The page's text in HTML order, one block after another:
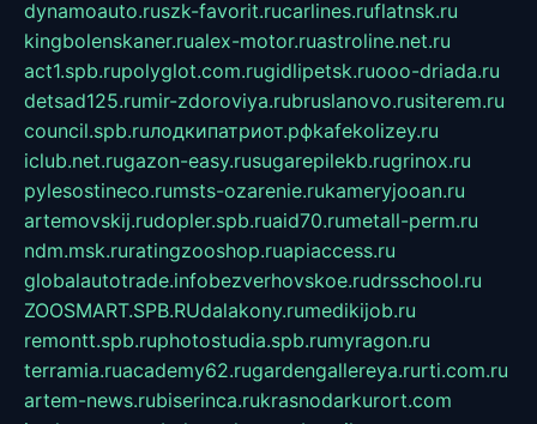
dynamoauto.ruszk-favorit.rucarlines.ruflatnsk.ru
kingbolenskaner.rualex-motor.ruastroline.net.ru
act1.spb.rupolyglot.com.rugidlipetsk.ruooo-driada.ru
detsad125.rumir-zdoroviya.rubruslanovo.rusiterem.ru
council.spb.ruлодкипатриот.рфkafekolizey.ru
iclub.net.rugazon-easy.rusugarepilekb.rugrinox.ru
pylesostineco.rumsts-ozarenie.rukameryjooan.ru
artemovskij.rudopler.spb.ruaid70.rumetall-perm.ru
ndm.msk.ruratingzooshop.ruapiaccess.ru
globalautotrade.infobezverhovskoe.rudrsschool.ru
ZOOSMART.SPB.RUdalakony.rumedikijob.ru
remontt.spb.ruphotostudia.spb.rumyragon.ru
terramia.ruacademy62.rugardengallereya.rurti.com.ru
artem-news.rubiserinca.rukrasnodarkurort.com